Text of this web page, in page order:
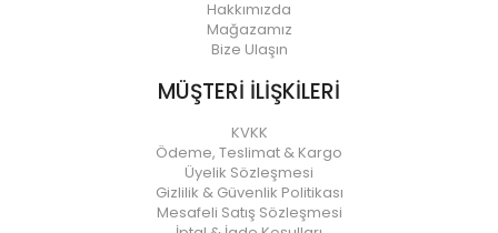
Hakkımızda
Mağazamız
Bize Ulaşın
MÜŞTERİ İLİŞKİLERİ
KVKK
Ödeme, Teslimat & Kargo
Üyelik Sözleşmesi
Gizlilik & Güvenlik Politikası
Mesafeli Satış Sözleşmesi